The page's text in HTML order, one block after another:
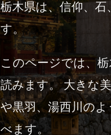
栃木県は、信仰、
す。
このページでは、
読みます。 大きな
や黒羽、湯西川の
べます。